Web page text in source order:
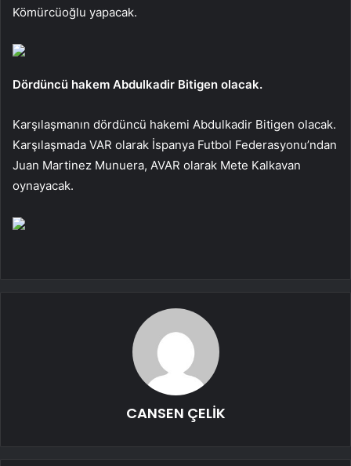
Kömürcüoğlu yapacak.
Dördüncü hakem Abdulkadir Bitigen olacak.
Karşılaşmanın dördüncü hakemi Abdulkadir Bitigen olacak.
Karşılaşmada VAR olarak İspanya Futbol Federasyonu’ndan
Juan Martinez Munuera, AVAR olarak Mete Kalkavan
oynayacak.
CANSEN ÇELİK